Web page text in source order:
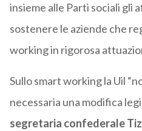
insieme alle Parti sociali gli
sostenere le aziende che
working in rigorosa
Sullo smart working la Uil
necessaria una modifica
segretaria confederale